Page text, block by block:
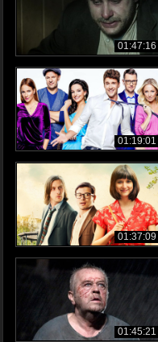
01:47:16
01:19:01
01:37:09
01:45:21